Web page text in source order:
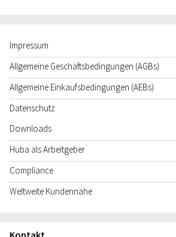
Impressum
Allgemeine Geschäftsbedingungen (AGBs)
Allgemeine Einkaufsbedingungen (AEBs)
Datenschutz
Downloads
Huba als Arbeitgeber
Compliance
Weltweite Kundennähe